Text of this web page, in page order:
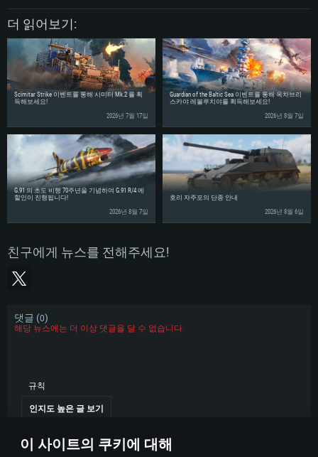
이 사이트의 쿠키에 대해
메모리: 16 GB 이상
그래픽 카드: DirectX 11 이상을 지원하는 Nvidia GeForce 1060, 또는 AMD RX
570 혹은 그 이상
네트워크: 브로드밴드 인터넷
여유 저장 공간: 62.2 GB (전체 클라이언트)
메모리: 8 GB
그래픽 카드: Metal을 지원하는 Radeon Vega II 이상
네트워크: 브로드밴드 인터넷
여유 저장 공간: 62.2 GB (전체 클라이언트)
메모리: 16 GB
그래픽 카드: Vulkan 을 지원하고, 최신 그래픽 드라이버를 지원하는 NVIDIA
1060 (6개월 미만) 혹은 그와 동급의 성능을 가지며 최신 그래픽 드라이버를
지원하는 AMD RX 570 (6개월 미만; 최소사양 지원 해상도 720p) 이상
네트워크: 브로드밴드 인터넷
여유 저장 공간: 62.2 GB (전체 클라이언트)
더 읽어보기:
Scimitar Strike 이벤트를 통해 시미터 Mk.2 를 획
득해보세요!
2026년 7월 17일
Guardian of the Baltic Sea 이벤트를 통해 옥차브리
스카야 레볼루치야를 획득해보세요!
2026년 8월 7일
G.91 의 초도 비행 70주년을 기념하여 G.91 R/4 에
할인이 진행됩니다!
2026년 8월 7일
호리 자주포의 단종 안내
2026년 8월 6일
친구에게 뉴스를 전해주세요!
댓글 (0)
해당 뉴스에는 더 이상 댓글을 달 수 없습니다
규칙
인지도 높은 글 보기